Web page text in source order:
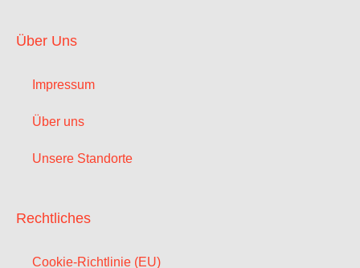
Über Uns
Impressum
Über uns
Unsere Standorte
Rechtliches
Cookie-Richtlinie (EU)